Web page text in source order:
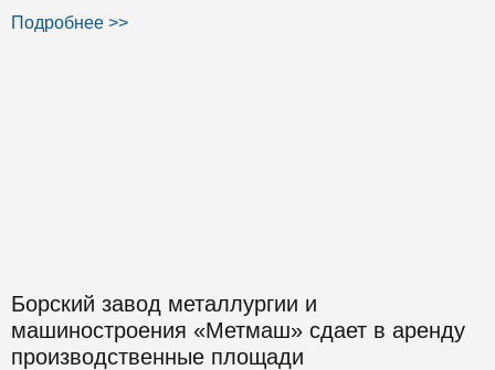
Подробнее >>
Борский завод металлургии и
машиностроения «Метмаш» сдает в аренду
производственные площади